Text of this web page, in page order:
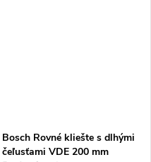
Bosch Rovné kliešte s dlhými
čeľusťami VDE 200 mm